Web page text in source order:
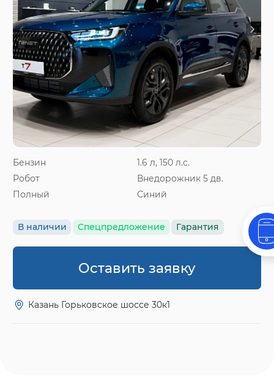
Бензин
1.6 л, 150 л.с.
Робот
Внедорожник 5 дв.
Полный
Синий
В наличии Спецпредложение Гарантия
Оставить заявку
Казань Горьковское шоссе 30к1